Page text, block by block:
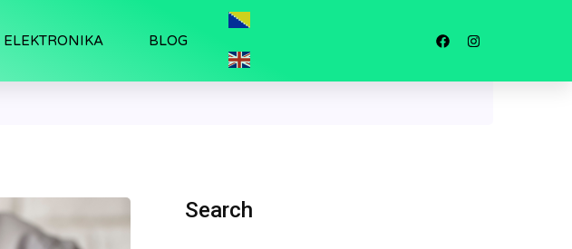
ELEKTRONIKA BLOG
Search